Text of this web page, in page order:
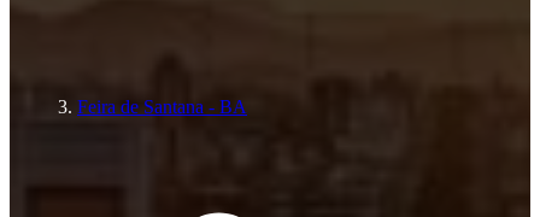
Feira de Santana - BA